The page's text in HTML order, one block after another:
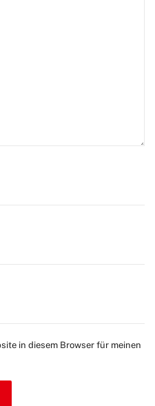
in diesem Browser für meinen